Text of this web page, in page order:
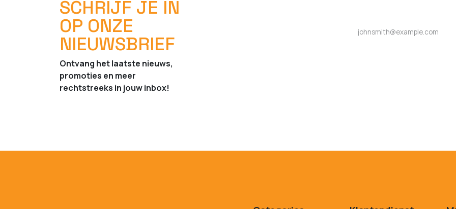
SCHRIJF JE IN
OP ONZE
NIEUWSBRIEF
Ontvang het laatste nieuws,
promoties en meer
rechtstreeks in jouw inbox!